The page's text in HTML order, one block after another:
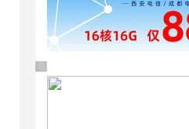
广告 商业广告，理性选择